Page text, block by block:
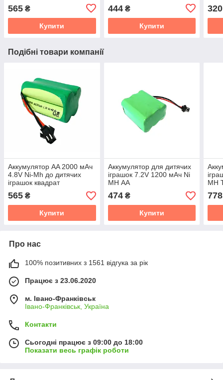
565 ₴
Купити
444₴
Купити
320
Подібні товари компанії
Аккумулятор AA 2000 мАч
4.8V Ni-Mh до дитячих
іграшок квадрат
565 ₴
Купити
Аккумулятор для дитячих
іграшок 7.2V 1200 мАч Ni
MH АА
474₴
Купити
MH
778
Про нас
100% позитивних з 1561 відгука за рік
Працює з 23.06.2020
м. Івано-Франківськ
Івано-Франківськ, Україна
Контакти
Сьогодні працює з 09:00 до 18:00
Показати весь графік роботи